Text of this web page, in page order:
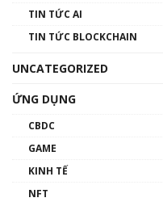
TIN TỨC AI
TIN TỨC BLOCKCHAIN
UNCATEGORIZED
ỨNG DỤNG
CBDC
GAME
KINH TẾ
NFT